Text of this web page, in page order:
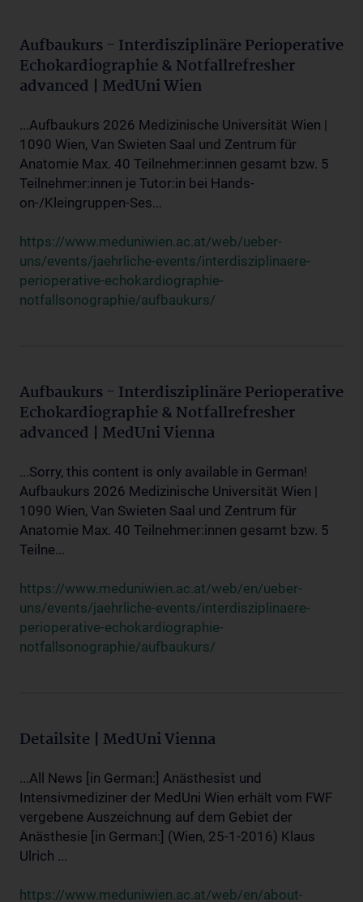
Aufbaukurs - Interdisziplinäre Perioperative
Echokardiographie & Notfallrefresher
advanced | MedUni Wien
...Aufbaukurs 2026 Medizinische Universität Wien |
1090 Wien, Van Swieten Saal und Zentrum für
Anatomie Max. 40 Teilnehmer:innen gesamt bzw. 5
Teilnehmer:innen je Tutor:in bei Hands-
on-/Kleingruppen-Ses...
https://www.meduniwien.ac.at/web/ueber-
uns/events/jaehrliche-events/interdisziplinaere-
perioperative-echokardiographie-
notfallsonographie/aufbaukurs/
Aufbaukurs - Interdisziplinäre Perioperative
Echokardiographie & Notfallrefresher
advanced | MedUni Vienna
...Sorry, this content is only available in German!
Aufbaukurs 2026 Medizinische Universität Wien |
1090 Wien, Van Swieten Saal und Zentrum für
Anatomie Max. 40 Teilnehmer:innen gesamt bzw. 5
Teilne...
https://www.meduniwien.ac.at/web/en/ueber-
uns/events/jaehrliche-events/interdisziplinaere-
perioperative-echokardiographie-
notfallsonographie/aufbaukurs/
Detailsite | MedUni Vienna
...All News [in German:] Anästhesist und
Intensivmediziner der MedUni Wien erhält vom FWF
vergebene Auszeichnung auf dem Gebiet der
Anästhesie [in German:] (Wien, 25-1-2016) Klaus
Ulrich ...
https://www.meduniwien.ac.at/web/en/about-